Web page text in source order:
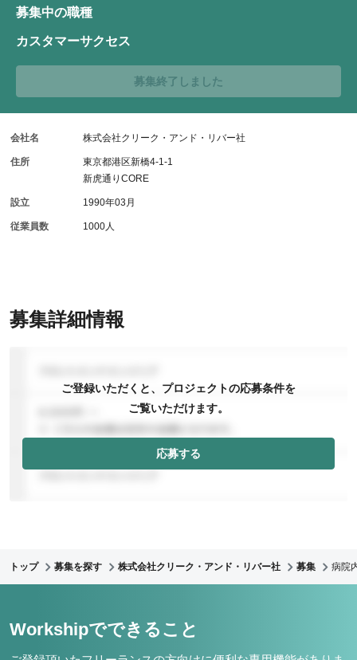
募集詳細情報
ご登録いただくと、プロジェクトの応募条件を
ご覧いただけます。
応募する
募集中の職種
カスタマーサクセス
募集終了しました
会社名 株式会社クリーク・アンド・リバー社
住所
東京都港区新橋4-1-1
新虎通りCORE
設立 1990年03月
従業員数 1000人
トップ 募集を探す 株式会社クリーク・アンド・リバー社 募集 病院
Workshipでできること